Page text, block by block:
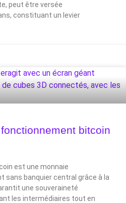
peut être versée
constituant un levier
bitcoin
est une monnaie
sans banquier central grâce à la
une souveraineté
les intermédiaires tout en